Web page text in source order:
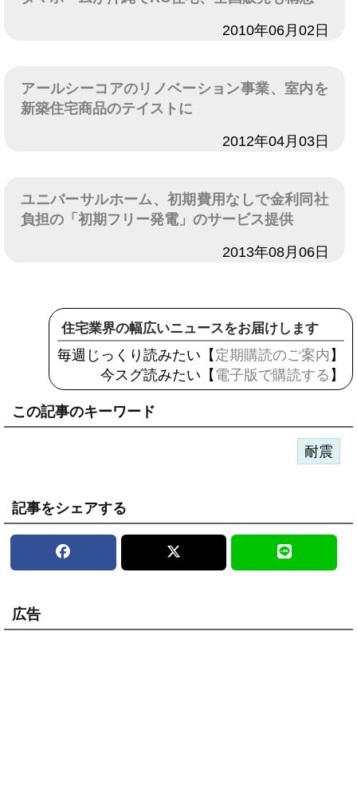
2010年06月02日
アールシーコアのリノベーション事業、室内を
新築住宅商品のテイストに
2012年04月03日
ユニバーサルホーム、初期費用なしで金利同社
負担の「初期フリー発電」のサービス提供
2013年08月06日
住宅業界の幅広いニュースをお届けします
毎週じっくり読みたい【 定期購読のご案内 】
今スグ読みたい【 電子版で購読する 】
この記事のキーワード
耐震
記事をシェアする
広告